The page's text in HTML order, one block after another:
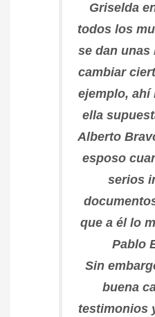
Griselda
todos los
se dan unas
cambiar
ejemplo, ahí
ella
Alberto
esposo
serios
que a él lo
Pablo
Sin
buena
testimonios